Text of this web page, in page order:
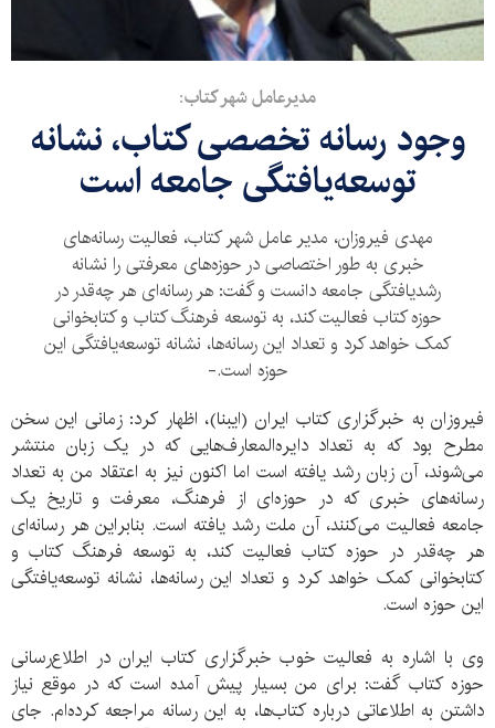
مدیرعامل شهر کتاب:
وجود رسانه تخصصی کتاب، نشانه
توسعه‌یافتگی جامعه است
مهدی فیروزان، مدیر عامل شهر کتاب، فعالیت رسانه‌های
خبری به طور اختصاصی در حوزه‌های معرفتی را ‌نشانه
رشدیافتگی جامعه دانست و گفت: هر رسانه‌ای هر چه‌قدر در
حوزه کتاب فعالیت کند، به توسعه فرهنگ کتاب و کتابخوانی
کمک خواهد کرد و تعداد این رسانه‌ها، نشانه توسعه‌یافتگی این
حوزه است.-
فیروزان به خبرگزاری کتاب ایران (ایبنا)، اظهار کرد: زمانی این سخن
مطرح بود که به تعداد دایره‌المعارف‌هایی که در یک زبان منتشر
می‌شوند، آن زبان رشد یافته است اما اکنون نیز به اعتقاد من به تعداد
رسانه‌های خبری که در حوزه‌ای از فرهنگ، معرفت و تاریخ یک
جامعه فعالیت می‌کنند، آن ملت رشد یافته است. بنابراین هر رسانه‌ای
هر چه‌قدر در حوزه کتاب فعالیت کند، به توسعه فرهنگ کتاب و
کتابخوانی کمک خواهد کرد و تعداد این رسانه‌ها، نشانه توسعه‌یافتگی
این حوزه است.
وی با اشاره به فعالیت خوب خبرگزاری کتاب ایران در اطلاع‌رسانی
حوزه کتاب گفت: برای من بسیار پیش آمده است که در موقع نیاز
داشتن به اطلاعاتی درباره کتاب‌ها، به این رسانه مراجعه کرده‌ام. جای